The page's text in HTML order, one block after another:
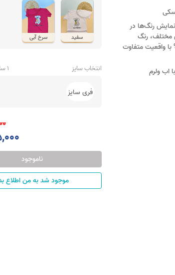
رنگ‌ها در
رنگ
در تصویر تا 10% با واقعیت متفاوت
ولرم
سفید سرخ آبی
انتخاب سایز 1 سایز موجود است
فری سایز
95,000
ناموجود
موجود شد به من اطلاع